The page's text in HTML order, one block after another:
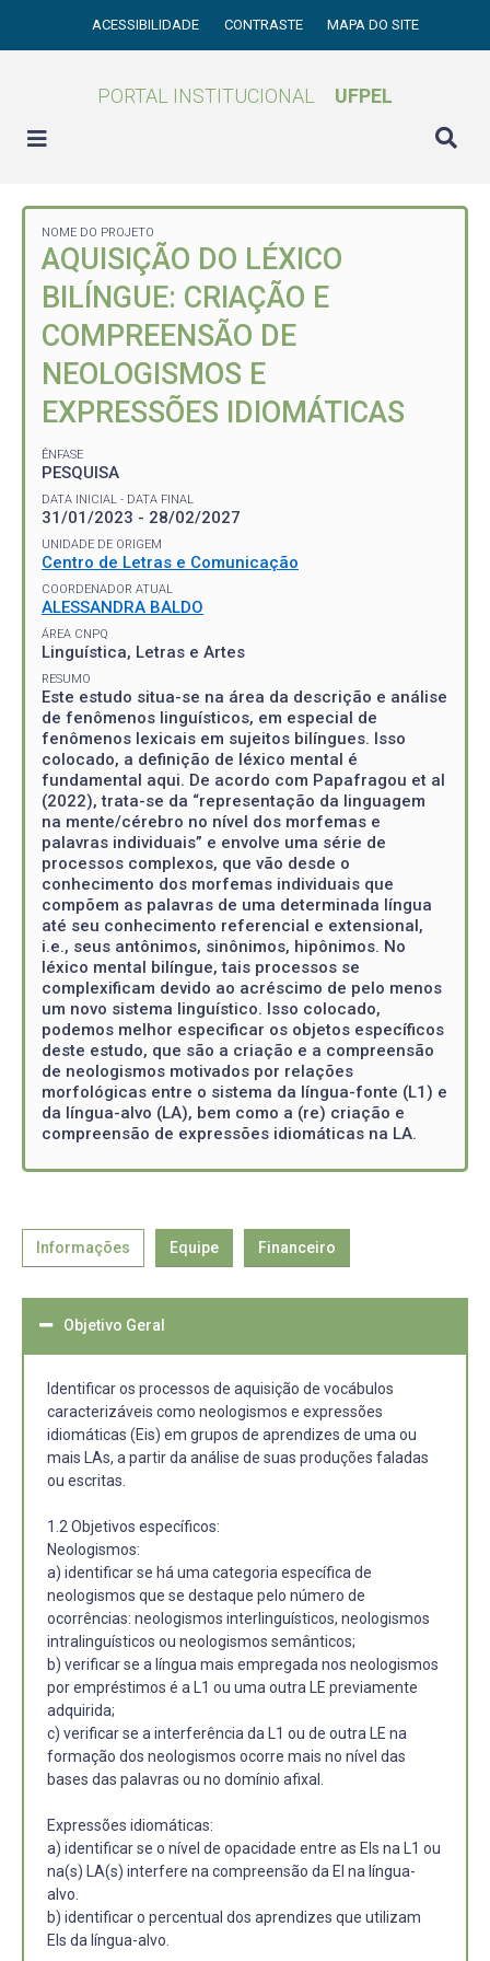
ACESSIBILIDADE CONTRASTE MAPA DO SITE
PORTAL INSTITUCIONAL UFPEL
NOME DO PROJETO
AQUISIÇÃO DO LÉXICO
BILÍNGUE: CRIAÇÃO E
COMPREENSÃO DE
NEOLOGISMOS E
EXPRESSÕES IDIOMÁTICAS
ÊNFASE
PESQUISA
DATA INICIAL - DATA FINAL
31/01/2023 - 28/02/2027
UNIDADE DE ORIGEM
Centro de Letras e Comunicação
COORDENADOR ATUAL
ALESSANDRA BALDO
ÁREA CNPQ
Linguística, Letras e Artes
RESUMO
Este estudo situa-se na área da descrição e análise
de fenômenos linguísticos, em especial de
fenômenos lexicais em sujeitos bilíngues. Isso
colocado, a definição de léxico mental é
fundamental aqui. De acordo com Papafragou et al
(2022), trata-se da “representação da linguagem
na mente/cérebro no nível dos morfemas e
palavras individuais” e envolve uma série de
processos complexos, que vão desde o
conhecimento dos morfemas individuais que
compõem as palavras de uma determinada língua
até seu conhecimento referencial e extensional,
i.e., seus antônimos, sinônimos, hipônimos. No
léxico mental bilíngue, tais processos se
complexificam devido ao acréscimo de pelo menos
um novo sistema linguístico. Isso colocado,
podemos melhor especificar os objetos específicos
deste estudo, que são a criação e a compreensão
de neologismos motivados por relações
morfológicas entre o sistema da língua-fonte (L1) e
da língua-alvo (LA), bem como a (re) criação e
compreensão de expressões idiomáticas na LA.
Informações Equipe Financeiro
Objetivo Geral
Identificar os processos de aquisição de vocábulos
caracterizáveis como neologismos e expressões
idiomáticas (Eis) em grupos de aprendizes de uma ou
mais LAs, a partir da análise de suas produções faladas
ou escritas.
1.2 Objetivos específicos:
Neologismos:
a) identificar se há uma categoria específica de
neologismos que se destaque pelo número de
ocorrências: neologismos interlinguísticos, neologismos
intralinguísticos ou neologismos semânticos;
b) verificar se a língua mais empregada nos neologismos
por empréstimos é a L1 ou uma outra LE previamente
adquirida;
c) verificar se a interferência da L1 ou de outra LE na
formação dos neologismos ocorre mais no nível das
bases das palavras ou no domínio afixal.
Expressões idiomáticas:
a) identificar se o nível de opacidade entre as EIs na L1 ou
na(s) LA(s) interfere na compreensão da EI na língua-
alvo.
b) identificar o percentual dos aprendizes que utilizam
EIs da língua-alvo.